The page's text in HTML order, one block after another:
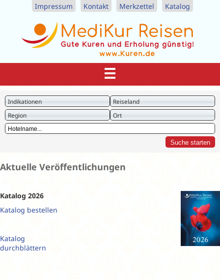
Impressum Kontakt Merkzettel Katalog
Indikationen
Reiseland
Region
Ort
Aktuelle Veröffentlichungen
Katalog 2026
Katalog bestellen
Katalog
durchblättern